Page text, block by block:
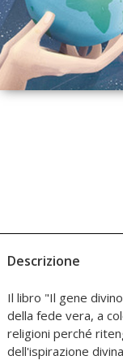
Descrizione
Il libro "Il gene
della fede vera, a
religioni perché
dell'ispirazione
vuole dimostrare
identico a quello
tematiche distinte. Il